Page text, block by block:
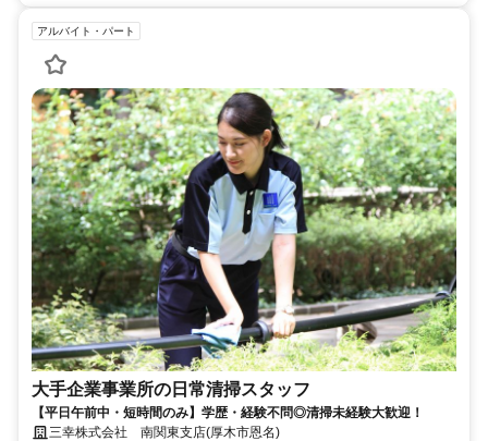
アルバイト・パート
大手企業事業所の日常清掃スタッフ
【平日午前中・短時間のみ】学歴・経験不問◎清掃未経験大歓迎！
三幸株式会社 南関東支店(厚木市恩名)